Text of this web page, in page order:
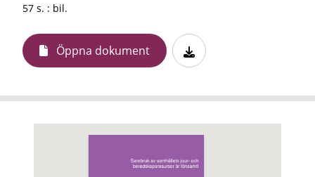
57 s. : bil.
Öppna dokument